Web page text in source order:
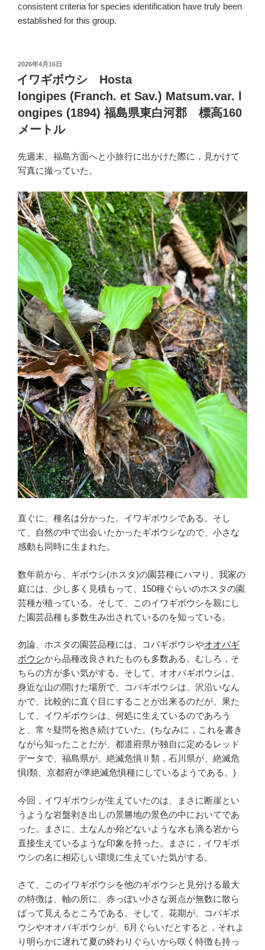
consistent criteria for species identification have truly been
established for this group.
投
日:
2026年4月16日
イワギボウシ Hosta
longipes (Franch. et Sav.) Matsum.var. l
ongipes (1894) 福島県東白河郡 標高160
メートル
先週末、福島方面へと小旅行に出かけた際に，見かけて
写真に撮っていた。
直ぐに、種名は分かった。イワギボウシである。そし
て、自然の中で出会いたかったギボウシなので、小さな
感動も同時に生まれた。
数年前から、ギボウシ(ホスタ)の園芸種にハマり、我家の
庭には、少し多く見積もって、150種ぐらいのホスタの園
芸種が植っている。そして、このイワギボウシを親にし
た園芸品種も多数生み出されているのを知っている。
勿論、ホスタの園芸品種には、コバギボウシやオオバギ
ボウシから品種改良されたものも多数ある。むしろ，そ
ちらの方が多い気がする。そして、オオバギボウシは、
身近な山の開けた場所で、コバギボウシは、沢沿いなん
かで、比較的に直ぐ目にすることが出来るのだが、果た
して、イワギボウシは、何処に生えているのであろう
と、常々疑問を抱き続けていた。(ちなみに，これを書き
ながら知ったことだが、都道府県が独自に定めるレッド
データで、福島県が、絶滅危惧Ⅱ類，石川県が、絶滅危
惧I類、京都府が準絶滅危惧種にしているようである。)
今回，イワギボウシが生えていたのは、まさに断崖とい
うような岩盤剥き出しの景勝地の景色の中においてであ
った。まさに、土なんか殆どないような水も滴る岩から
直接生えているような印象を持った。まさに，イワギボ
ウシの名に相応しい環境に生えていた気がする。
さて、このイワギボウシを他のギボウシと見分ける最大
の特徴は、軸の所に、赤っぽい小さな斑点が無数に散ら
ばって見えるところである。そして、花期が、コバギボ
ウシやオオバギボウシが、6月ぐらいだとすると，それよ
り明らかに遅れて夏の終わりぐらいから咲く特徴も持っ